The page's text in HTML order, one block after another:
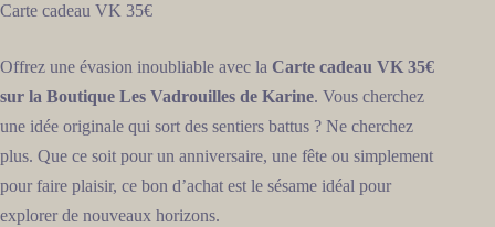
Carte cadeau VK 35€
Offrez une évasion inoubliable avec la Carte cadeau VK 35€
sur la Boutique Les Vadrouilles de Karine. Vous cherchez
une idée originale qui sort des sentiers battus ? Ne cherchez
plus. Que ce soit pour un anniversaire, une fête ou simplement
pour faire plaisir, ce bon d’achat est le sésame idéal pour
explorer de nouveaux horizons.